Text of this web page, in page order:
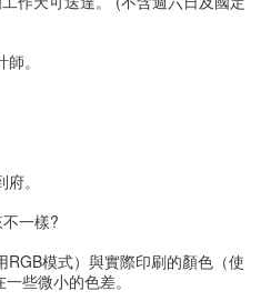
。
。
一樣?
模式）與實際印刷的顏色（使
些微小的色差。